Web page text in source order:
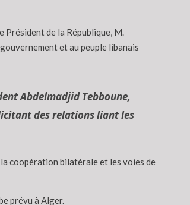
Président de la République, M.
et au peuple libanais
Abdelmadjid Tebboune,
des relations liant les
coopération bilatérale et les voies de
prévu à Alger.